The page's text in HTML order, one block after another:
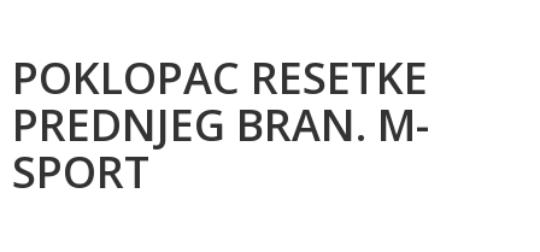
POKLOPAC RESETKE
PREDNJEG BRAN. M-
SPORT